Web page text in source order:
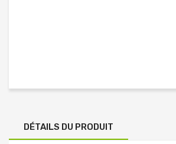
DÉTAILS DU PRODUIT